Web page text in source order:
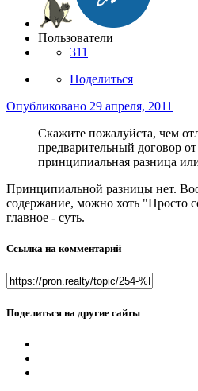
Пользователи
311
Поделиться
Опубликовано 29 апреля, 2011
Скажите пожалуйста, чем
предварительный договор
принципиальная разница
Принципиальной разницы нет.
содержание, можно хоть "Просто
главное - суть.
Ссылка на комментарий
Поделиться на другие сайты